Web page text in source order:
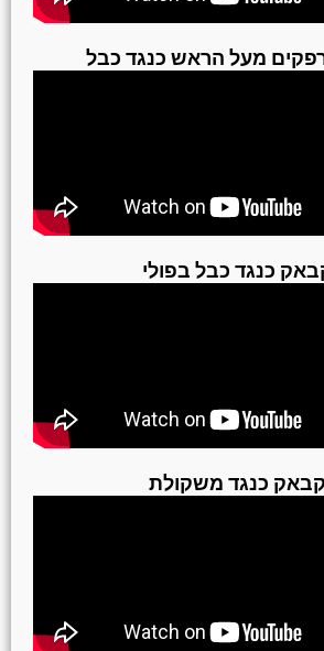
מעל הראש כנגד כבל
כנגד כבל בפולי
כנגד משקולת